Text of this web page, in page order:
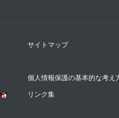
サイトマップ
個人情報保護の基本的な考え
リンク集